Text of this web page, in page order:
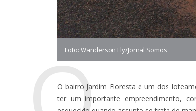
Foto: Wanderson Fly/Jornal Somos
O bairro Jardim Floresta é um dos
ter um importante empreendimento,